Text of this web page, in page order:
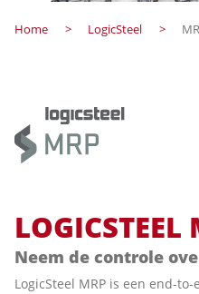
Home LogicSteel
LOGICSTEEL
Neem de controle
LogicSteel MRP is een end-